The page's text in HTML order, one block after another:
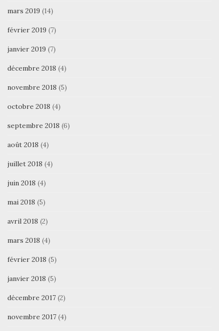
mars 2019 (14)
février 2019 (7)
janvier 2019 (7)
décembre 2018 (4)
novembre 2018 (5)
octobre 2018 (4)
septembre 2018 (6)
août 2018 (4)
juillet 2018 (4)
juin 2018 (4)
mai 2018 (5)
avril 2018 (2)
mars 2018 (4)
février 2018 (5)
janvier 2018 (5)
décembre 2017 (2)
novembre 2017 (4)